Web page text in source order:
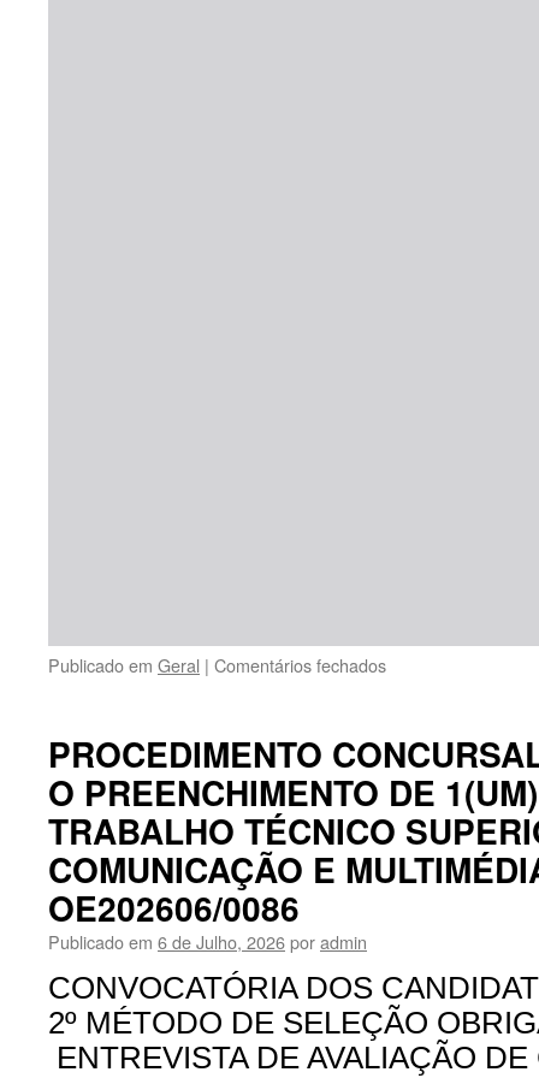
Publicado em Geral | Comentários fechadosem
PARA
O
PREENCHIMENTO
DE
1(UM)
POSTO
SUPERIOR
DE
COMUNICAÇÃO
E
MULTIMÉDIA
PROCEDIMENTO
O PREENCHIMENTO DE
TRABALHO TÉCNICO
COMUNICAÇÃO E
OE202606/0086
Publicado em 6 de Julho, 2026poradmin
CONVOCATÓRIA DOS
2º MÉTODO DE SELEÇÃO
ENTREVISTA DE AVALIAÇÃO